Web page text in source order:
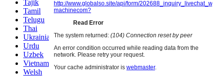
Tajik
Tamil
Telugu
Thai
Ukrainian
Urdu
Uzbek
Vietnamese
Welsh